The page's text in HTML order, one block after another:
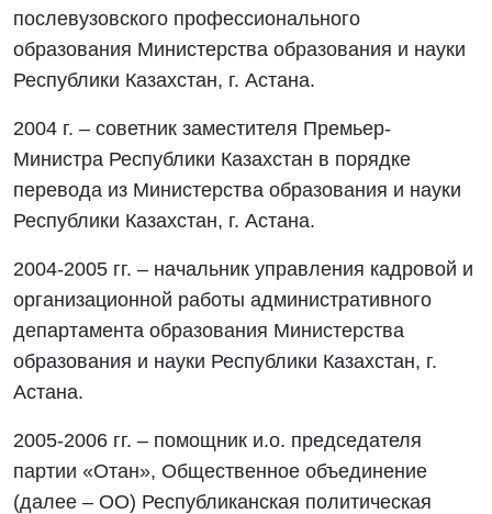
послевузовского профессионального
образования Министерства образования и науки
Республики Казахстан, г. Астана.
2004 г. – советник заместителя Премьер-
Министра Республики Казахстан в порядке
перевода из Министерства образования и науки
Республики Казахстан, г. Астана.
2004-2005 гг. – начальник управления кадровой и
организационной работы административного
департамента образования Министерства
образования и науки Республики Казахстан, г.
Астана.
2005-2006 гг. – помощник и.о. председателя
партии «Отан», Общественное объединение
(далее – ОО) Республиканская политическая